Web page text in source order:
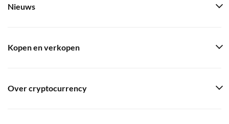
Nieuws
Kopen en verkopen
Over cryptocurrency